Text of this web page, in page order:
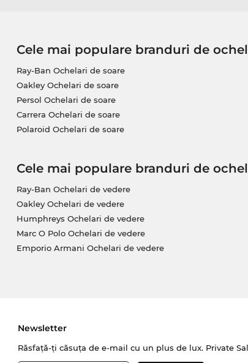
Cele mai populare branduri de
Ray-Ban Ochelari de soare
Oakley Ochelari de soare
Persol Ochelari de soare
Carrera Ochelari de soare
Polaroid Ochelari de soare
Cele mai populare branduri de
Ray-Ban Ochelari de vedere
Oakley Ochelari de vedere
Humphreys Ochelari de vedere
Marc O Polo Ochelari de vedere
Emporio Armani Ochelari de vedere
Newsletter
Răsfață-ți căsuța de e-mail cu un plus de lux. Private